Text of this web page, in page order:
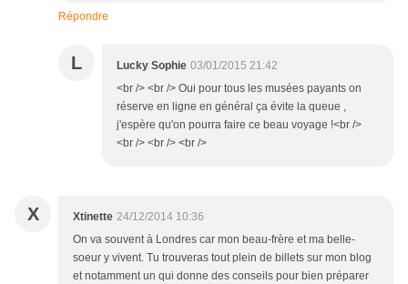
Répondre
L Lucky Sophie 03/01/2015 21:42
<br /> <br /> Oui pour tous les musées payants on
réserve en ligne en général ça évite la queue ,
j'espère qu'on pourra faire ce beau voyage !<br />
<br /> <br /> <br />
X Xtinette 24/12/2014 10:36
On va souvent à Londres car mon beau-frère et ma belle-
soeur y vivent. Tu trouveras tout plein de billets sur mon blog
et notamment un qui donne des conseils pour bien préparer